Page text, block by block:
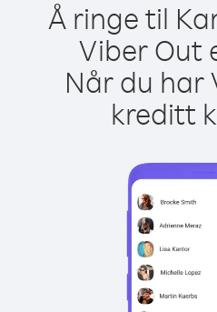
Å ringe til
Viber Out
Når du har
kreditt